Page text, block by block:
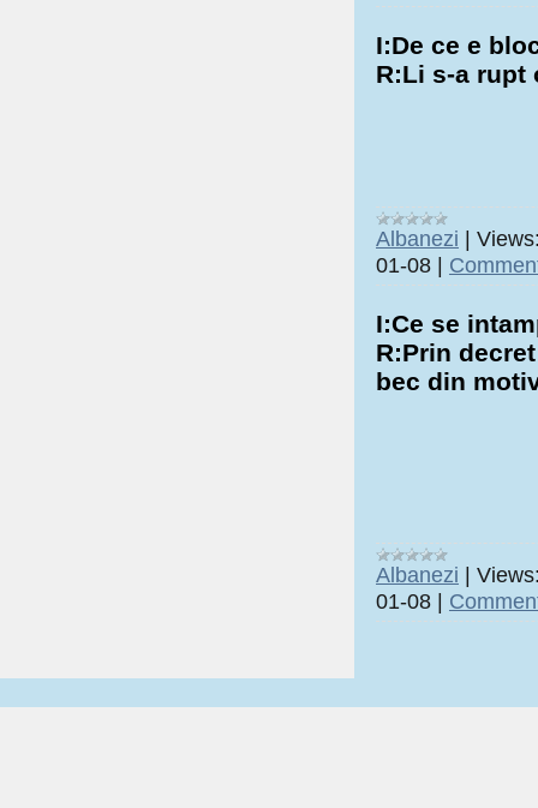
I:De ce e
R:Li s-a rupt
Albanezi |
01-08 |
I:Ce se
R:Prin
bec din
Albanezi |
01-08 |